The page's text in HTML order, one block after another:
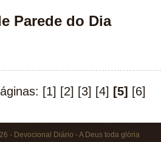
Parede do Dia
[1] [2] [3] [4] [5] [6]
- Devocional Diário - A Deus toda glória